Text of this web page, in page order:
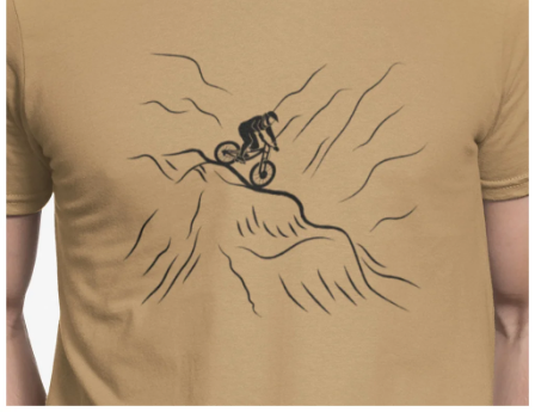
Přihlášení